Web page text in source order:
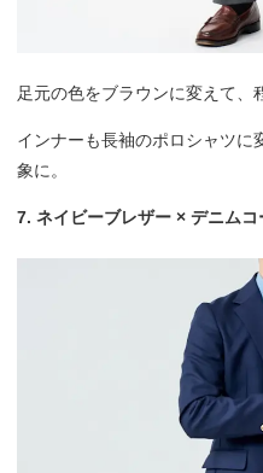
足元の色をブラウンに変えて、
インナーも長袖のポロシャツに
象に。
7. ネイビーブレザー × デニムコ